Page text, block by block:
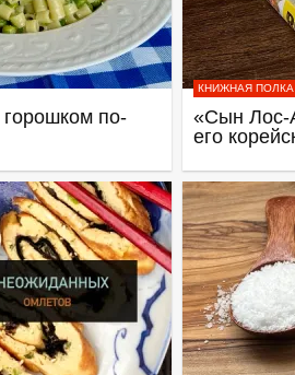
по-
КНИЖНАЯ ПОЛКА
«Сын Лос-
его